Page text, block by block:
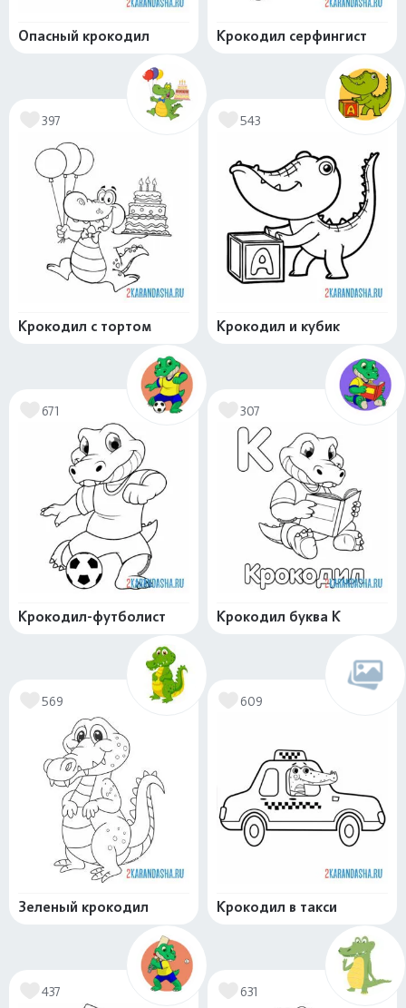
Опасный крокодил Крокодил серфингист
397
Крокодил с тортом
543
Крокодил и кубик
671
Крокодил-футболист
307
Крокодил буква К
569
Зеленый крокодил
609
Крокодил в такси
437 631